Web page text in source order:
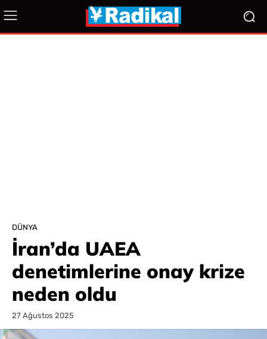
DÜNYA
İran’da UAEA
denetimlerine onay krize
neden oldu
27 Ağustos 2025